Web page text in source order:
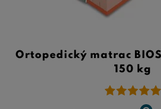
Ortopedický matrac
150 kg